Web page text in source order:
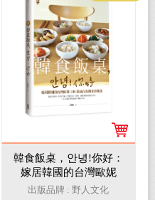
韓食飯桌，안녕!你好：
嫁居韓國的台灣歐妮
100道最在地的家常韓
出版品牌 : 野人文化